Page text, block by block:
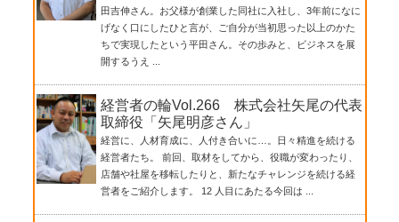
田吉伸さん。お父様が創業した同社に入社し、3年前になに
げなく口にしたひと言が、ご自分が当初思った以上のかた
ちで実現したという平田さん。その歩みと、ビジネスを展
開するうえ ...
経営者の輪Vol.266 株式会社矢尾の代表
取締役「矢尾明彦さん」
経営に、人材育成に、人付き合いに…。日々精進を続ける
経営者たち。 前回、取材をしてから、役職が変わったり、
店舗や社屋を移転したりと、新たなチャレンジを続ける経
営者をご紹介します。 12 人目にあたる今回は ...